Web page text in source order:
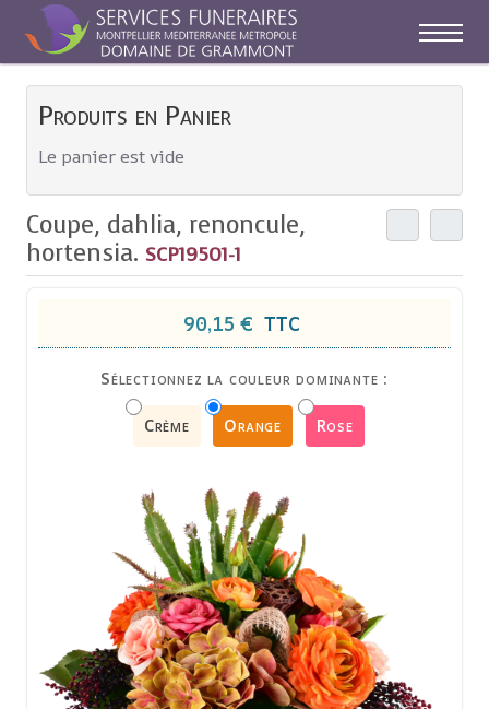
Off-
Coupe, dahlia, renoncule,
hortensia. SCP19501-1
90,15 € TTC
Sélectionnez la couleur dominante :
Crème Orange Rose
Produits en Panier
Le panier est vide